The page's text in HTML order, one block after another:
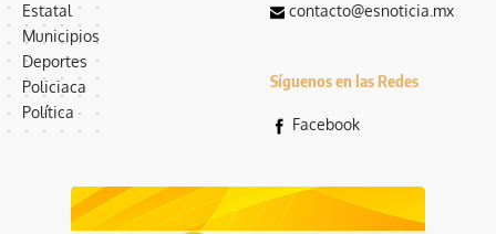
Estatal
Municipios
Deportes
Policiaca
Política
contacto@esnoticia.mx
Síguenos en las Redes
Facebook